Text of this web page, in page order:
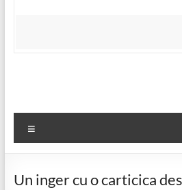
Un inger cu o carticica